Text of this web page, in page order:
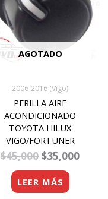
AGOTADO
2006-2016 (Vigo)
PERILLA AIRE
ACONDICIONADO
TOYOTA HILUX
VIGO/FORTUNER
$45,000 $35,000
LEER MÁS